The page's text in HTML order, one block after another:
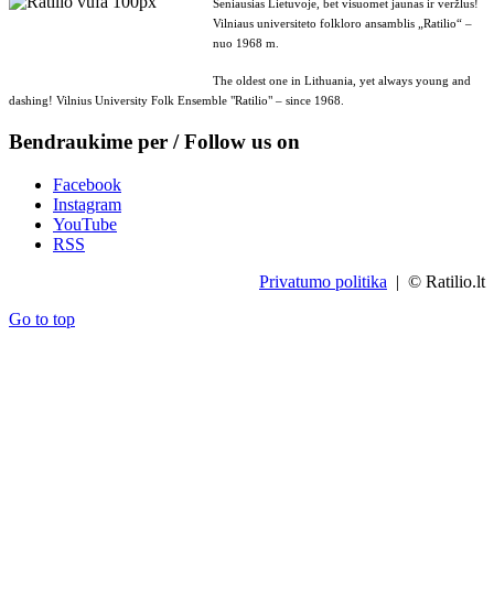
Seniausias Lietuvoje, bet visuomet jaunas ir veržlus!
Vilniaus universiteto folkloro ansamblis „Ratilio“ –
nuo 1968 m.
The oldest one in Lithuania, yet always young and
dashing! Vilnius University Folk Ensemble "Ratilio" – since 1968.
Bendraukime per / Follow us on
Facebook
Instagram
YouTube
RSS
Privatumo politika | © Ratilio.lt
Go to top